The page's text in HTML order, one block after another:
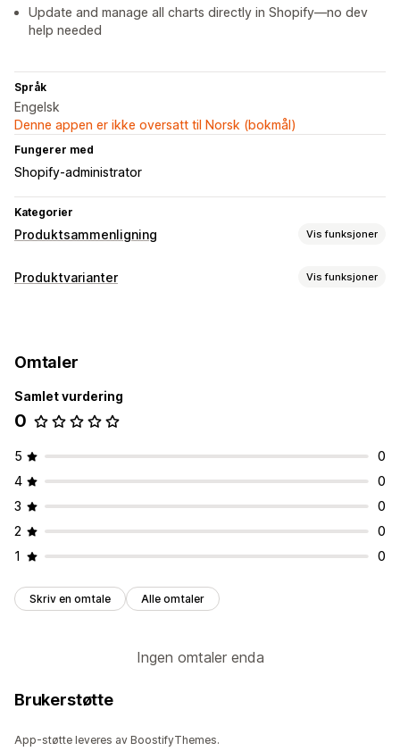
Update and manage all charts directly in Shopify—no dev
help needed
Språk
Engelsk
Denne appen er ikke oversatt til Norsk (bokmål)
Fungerer med
Shopify-administrator
Kategorier
Produktsammenligning Vis funksjoner
Sammenligningsverktøy
Produktside
Produktvarianter Vis funksjoner
Omtaler
Samlet vurdering
0
5
0
4
0
3
0
2
0
1
0
Skriv en omtale Alle omtaler
Ingen omtaler enda
Brukerstøtte
App-støtte leveres av BoostifyThemes.